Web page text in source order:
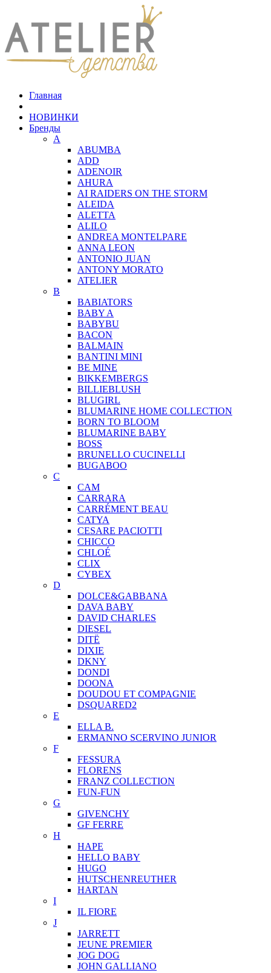
Главная
НОВИНКИ
Бренды
A
ABUMBA
ADD
ADENOIR
AHURA
AI RAIDERS ON THE STORM
ALEIDA
ALETTA
ALILO
ANDREA MONTELPARE
ANNA LEON
ANTONIO JUAN
ANTONY MORATO
ATELIER
B
BABIATORS
BABY A
BABYBU
BACON
BALMAIN
BANTINI MINI
BE MINE
BIKKEMBERGS
BILLIEBLUSH
BLUGIRL
BLUMARINE HOME COLLECTION
BORN TO BLOOM
BLUMARINE BABY
BOSS
BRUNELLO CUCINELLI
BUGABOO
C
CAM
CARRARA
CARRÉMENT BEAU
CATYA
CESARE PACIOTTI
CHICCO
CHLOÉ
CLIX
CYBEX
D
DOLCE&GABBANA
DAVA BABY
DAVID CHARLES
DIESEL
DITЁ
DIXIE
DKNY
DONDI
DOONA
DOUDOU ET COMPAGNIE
DSQUARED2
E
ELLA B.
ERMANNO SCERVINO JUNIOR
F
FESSURA
FLORENS
FRANZ COLLECTION
FUN-FUN
G
GIVENCHY
GF FERRE
H
HAPE
HELLO BABY
HUGO
HUTSCHENREUTHER
HARTAN
I
IL FIORE
J
JARRETT
JEUNE PREMIER
JOG DOG
JOHN GALLIANO